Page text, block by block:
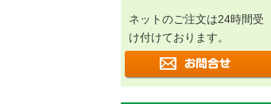
ネットのご注文は24時間受
け付けております。